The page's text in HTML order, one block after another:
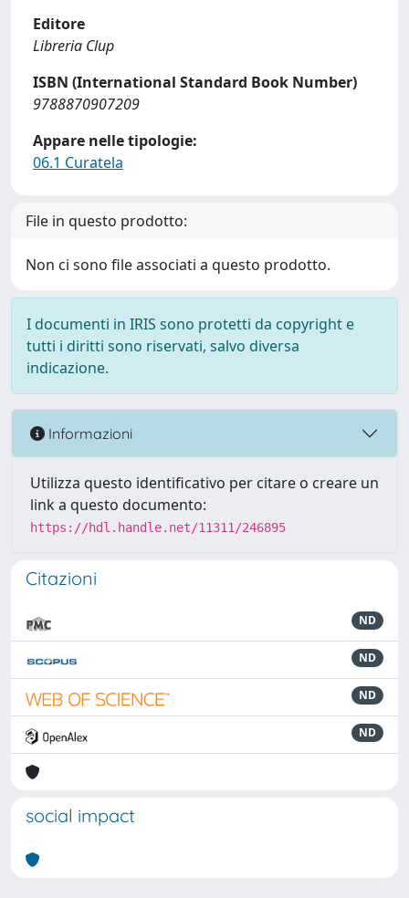
Editore
Libreria Clup
ISBN (International Standard Book Number)
9788870907209
Appare nelle tipologie:
06.1 Curatela
File in questo prodotto:
Non ci sono file associati a questo prodotto.
I documenti in IRIS sono protetti da copyright e
tutti i diritti sono riservati, salvo diversa
indicazione.
Informazioni
Utilizza questo identificativo per citare o creare un
link a questo documento:
https://hdl.handle.net/11311/246895
Citazioni
ND
ND
ND
ND
social impact